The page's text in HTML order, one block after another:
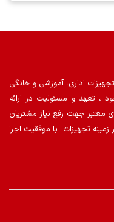
اداری، آموزشی و خانگی
، تعهد و مسئولیت در ارائه
معتبر جهت رفع نیاز مشتریان
تجهیزات با موفقیت اجرا